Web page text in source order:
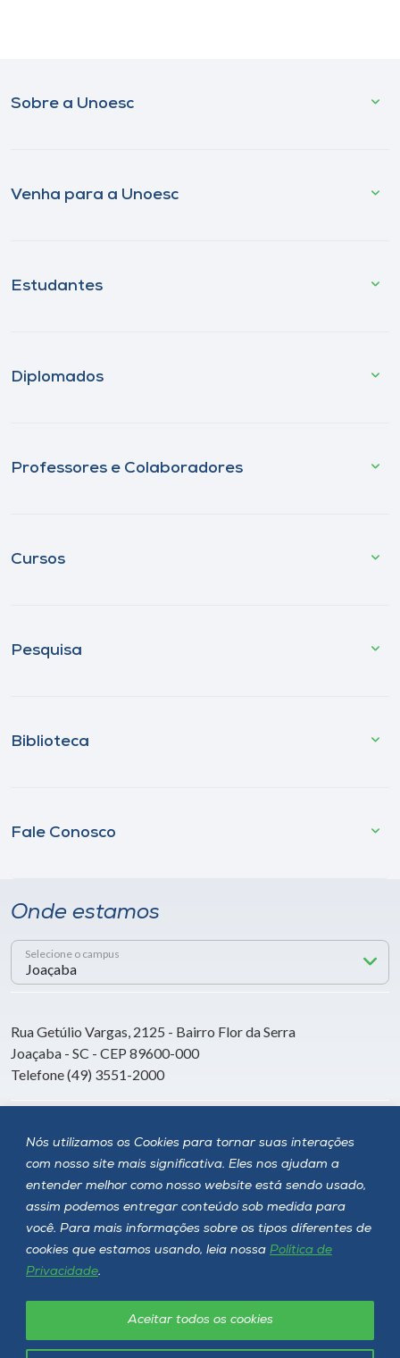
Nós utilizamos os Cookies para tornar suas interações
com nosso site mais significativa. Eles nos ajudam a
entender melhor como nosso website está sendo usado,
assim podemos entregar conteúdo sob medida para
você. Para mais informações sobre os tipos diferentes de
cookies que estamos usando, leia nossa Política de
Privacidade.
Aceitar todos os cookies
Sobre a Unoesc
Venha para a Unoesc
Estudantes
Diplomados
Professores e Colaboradores
Cursos
Pesquisa
Biblioteca
Fale Conosco
Onde estamos
Selecione o campus
Rua Getúlio Vargas, 2125 - Bairro Flor da Serra
Joaçaba - SC - CEP 89600-000
Telefone (49) 3551-2000
Siga a Unoesc
Política de privacidade LGPD